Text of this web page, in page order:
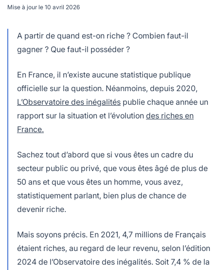
L'observatoire des inégalités publie chaque année un
Mise à jour le 10 avril 2026
A partir de quand est-on riche ? Combien faut-il
gagner ? Que faut-il posséder ?
En France, il n’existe aucune statistique publique
officielle sur la question. Néanmoins, depuis 2020,
L’Observatoire des inégalités publie chaque année un
rapport sur la situation et l’évolution des riches en
France.
Sachez tout d’abord que si vous êtes un cadre du
secteur public ou privé, que vous êtes âgé de plus de
50 ans et que vous êtes un homme, vous avez,
statistiquement parlant, bien plus de chance de
devenir riche.
Mais soyons précis. En 2021, 4,7 millions de Français
étaient riches, au regard de leur revenu, selon l’édition
2024 de l’Observatoire des inégalités. Soit 7,4 % de la